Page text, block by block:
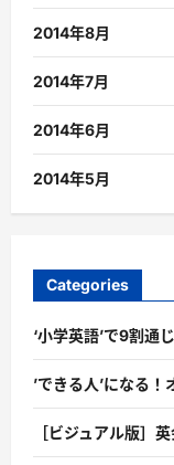
2014年8月
2014年7月
2014年6月
2014年5月
Categories
‘小学英語’で9割通
’できる人’になる
［ビジュアル版］